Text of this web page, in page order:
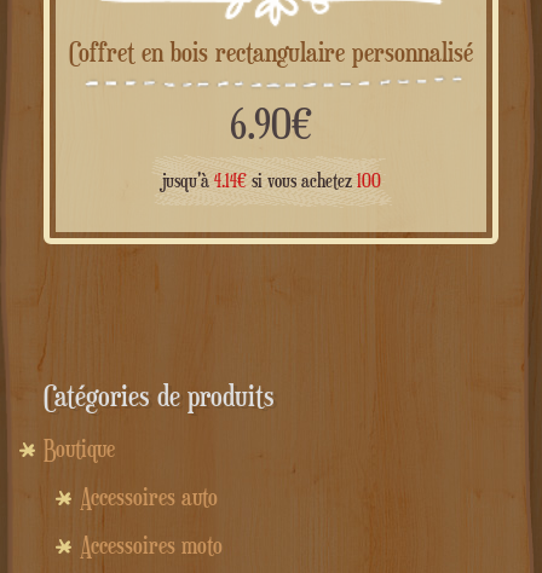
Coffret en bois rectangulaire personnalisé
6.90€
jusqu'à 4.14€si vous achetez 100
Catégories de produits
Boutique
Accessoires auto
Accessoires moto